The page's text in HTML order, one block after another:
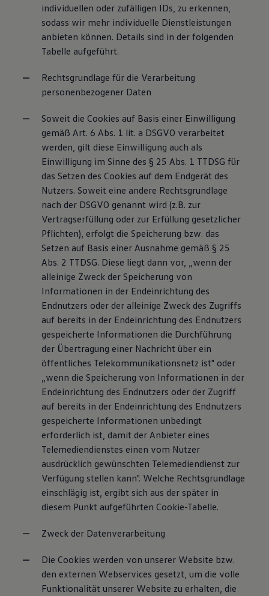
individuellen oder zufälligen IDs, zu erkennen,
sodass wir mehr individuelle Dienstleistungen
anbieten können. Details sind in der folgenden
Tabelle aufgeführt.
Rechtsgrundlage für die Verarbeitung
personenbezogener Daten
Soweit die Cookies auf Basis einer Einwilligung
gemäß Art. 6 Abs. 1 lit. a DSGVO verarbeitet
werden, gilt diese Einwilligung auch als
Einwilligung im Sinne des § 25 Abs. 1 TTDSG für
das Setzen des Cookies auf dem Endgerät des
Nutzers. Soweit eine andere Rechtsgrundlage
nach der DSGVO genannt wird (z.B. zur
Vertragserfüllung oder zur Erfüllung gesetzlicher
Pflichten), erfolgt die Speicherung bzw. das
Setzen auf Basis einer Ausnahme gemäß § 25
Abs. 2 TTDSG. Diese liegt dann vor, „wenn der
alleinige Zweck der Speicherung von
Informationen in der Endeinrichtung des
Endnutzers oder der alleinige Zweck des Zugriffs
auf bereits in der Endeinrichtung des Endnutzers
gespeicherte Informationen die Durchführung
der Übertragung einer Nachricht über ein
öffentliches Telekommunikationsnetz ist" oder
„wenn die Speicherung von Informationen in der
Endeinrichtung des Endnutzers oder der Zugriff
auf bereits in der Endeinrichtung des Endnutzers
gespeicherte Informationen unbedingt
erforderlich ist, damit der Anbieter eines
Telemediendienstes einen vom Nutzer
ausdrücklich gewünschten Telemediendienst zur
Verfügung stellen kann". Welche Rechtsgrundlage
einschlägig ist, ergibt sich aus der später in
diesem Punkt aufgeführten Cookie-Tabelle.
Zweck der Datenverarbeitung
Die Cookies werden von unserer Website bzw.
den externen Webservices gesetzt, um die volle
Funktionalität unserer Website zu erhalten, die